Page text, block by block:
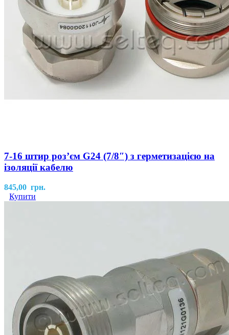
7-16 штир роз’єм G24 (7/8″) з герметизацією на
ізоляції кабелю
845,00 грн.
Купити